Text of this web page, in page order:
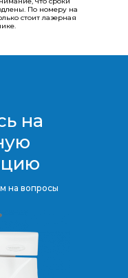
По номеру на
стоит лазерная
на
на вопросы